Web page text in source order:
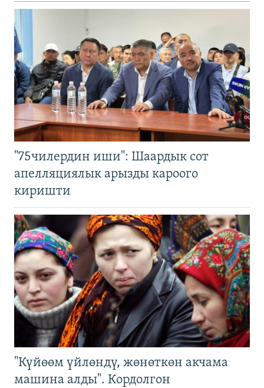
"75чилердин иши": Шаардык сот
апелляциялык арызды кароого
киришти
"Күйөөм үйлөндү, жөнөткөн акчама
машина алды". Кордолгон